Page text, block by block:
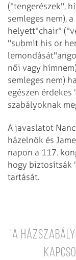
("tengerészek",
semleges nem),
helyett"chair"
"submit his or
női vagy
semleges nem)
egészen
szabályoknak
A javaslatot
házelnök és
napon a 117.
hogy biztosítsák
tartását.
"A